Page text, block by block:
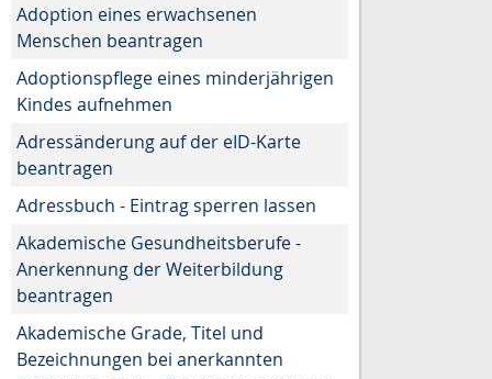
Adoption eines erwachsenen
Menschen beantragen
Adoptionspflege eines minderjährigen
Kindes aufnehmen
Adressänderung auf der eID-Karte
beantragen
Adressbuch - Eintrag sperren lassen
Akademische Gesundheitsberufe -
Anerkennung der Weiterbildung
beantragen
Akademische Grade, Titel und
Bezeichnungen bei anerkannten